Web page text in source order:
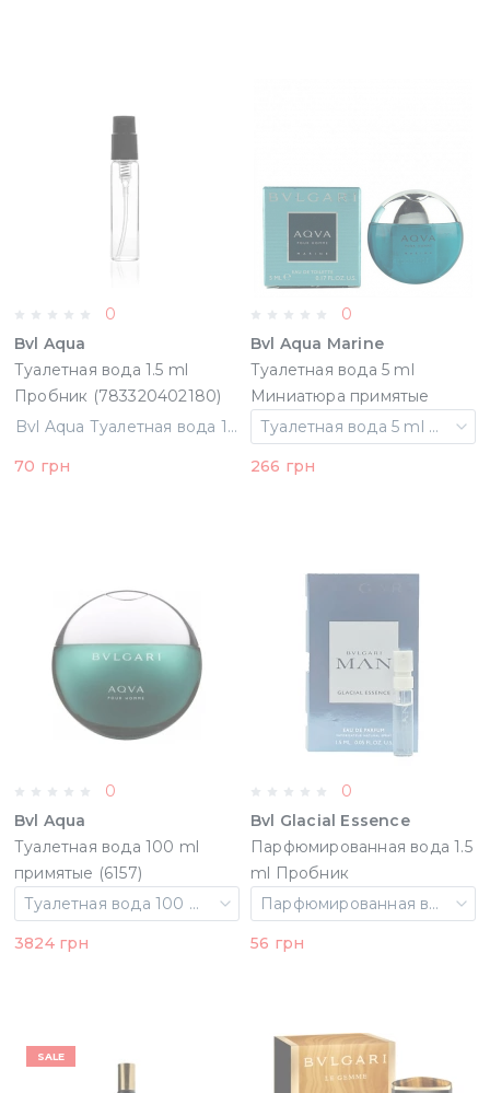
0
Bvl Aqua
Туалетная вода 1.5 ml
Пробник (783320402180)
Bvl Aqua Туалетная вода 1.5 ml Пробник (783320402180)
70 грн
0
Bvl Aqua Marine
Туалетная вода 5 ml
Миниатюра примятые
(16777)
Туалетная вода 5 ml Миниатюра примятые
266 грн
0
Bvl Aqua
Туалетная вода 100 ml
примятые (6157)
Туалетная вода 100 ml примятые
3824 грн
0
Bvl Glacial Essence
Парфюмированная вода 1.5
ml Пробник
(783320411977)
Парфюмированная вода 1.5 ml Пробник
56 грн
SALE